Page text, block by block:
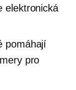
elektronická
pomáhají
pro